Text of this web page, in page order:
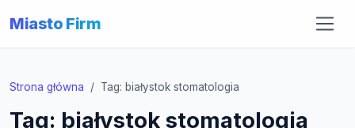
Miasto Firm
Strona główna Tag: białystok stomatologia
Tag: białystok stomatologia